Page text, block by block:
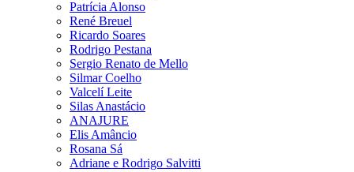
Patrícia Alonso
René Breuel
Ricardo Soares
Rodrigo Pestana
Sergio Renato de Mello
Silmar Coelho
Valcelí Leite
Silas Anastácio
ANAJURE
Elis Amâncio
Rosana Sá
Adriane e Rodrigo Salvitti